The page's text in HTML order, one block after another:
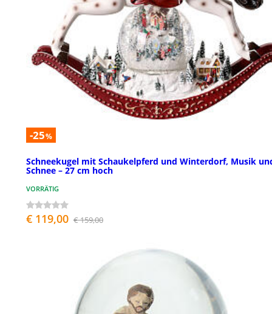
-25%
Schneekugel mit Schaukelpferd und Winterdorf, Musik
Schnee – 27 cm hoch
VORRÄTIG
€ 119,00 € 159,00